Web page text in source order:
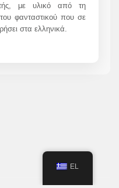
με υλικό από τη
φανταστικού που σε
στα ελληνικά.
EL